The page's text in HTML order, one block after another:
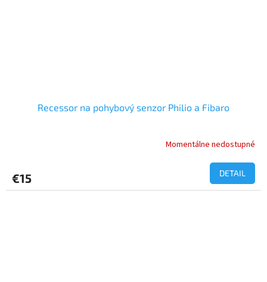
Recessor na pohybový senzor Philio a Fibaro
Momentálne nedostupné
€15 DETAIL